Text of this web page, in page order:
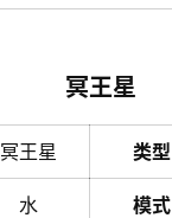
冥王星
冥王星 类型
水 模式